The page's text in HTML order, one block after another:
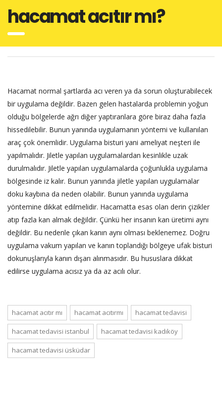
hacamat acıtır mı?
Hacamat normal şartlarda acı veren ya da sorun oluşturabilecek
bir uygulama değildir. Bazen gelen hastalarda problemin yoğun
olduğu bölgelerde ağrı diğer yaptıranlara göre biraz daha fazla
hissedilebilir. Bunun yanında uygulamanın yöntemi ve kullanılan
araç çok önemlidir. Uygulama bisturi yani ameliyat neşteri ile
yapılmalıdır. Jiletle yapılan uygulamalardan kesinlikle uzak
durulmalıdır. Jiletle yapılan uygulamalarda çoğunlukla uygulama
bölgesinde iz kalır. Bunun yanında jiletle yapılan uygulamalar
doku kaybına da neden olabilir. Bunun yanında uygulama
yöntemine dikkat edilmelidir. Hacamatta esas olan derin çizikler
atıp fazla kan almak değildir. Çünkü her insanın kan üretimi aynı
değildir. Bu nedenle çıkan kanın aynı olması beklenemez. Doğru
uygulama vakum yapılan ve kanın toplandığı bölgeye ufak bisturi
dokunuşlarıyla kanın dışarı alınmasıdır. Bu hususlara dikkat
edilirse uygulama acısız ya da az acılı olur.
hacamat acıtır mı hacamat acıtırmı hacamat tedavisi
hacamat tedavisi istanbul hacamat tedavisi kadıköy
hacamat tedavisi üsküdar